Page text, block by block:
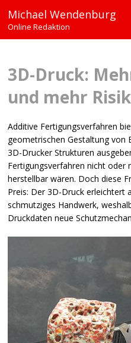
Michael Wendenburg
Online Redaktion
3D-Druck:
und mehr
Additive Fertigungsverfahren
geometrischen Gestaltung von
3D-Drucker Strukturen
Fertigungsverfahren nicht oder
herstellbar wären. Doch diese
Preis: Der 3D-Druck erleichtert
schmutziges Handwerk,
Druckdaten neue